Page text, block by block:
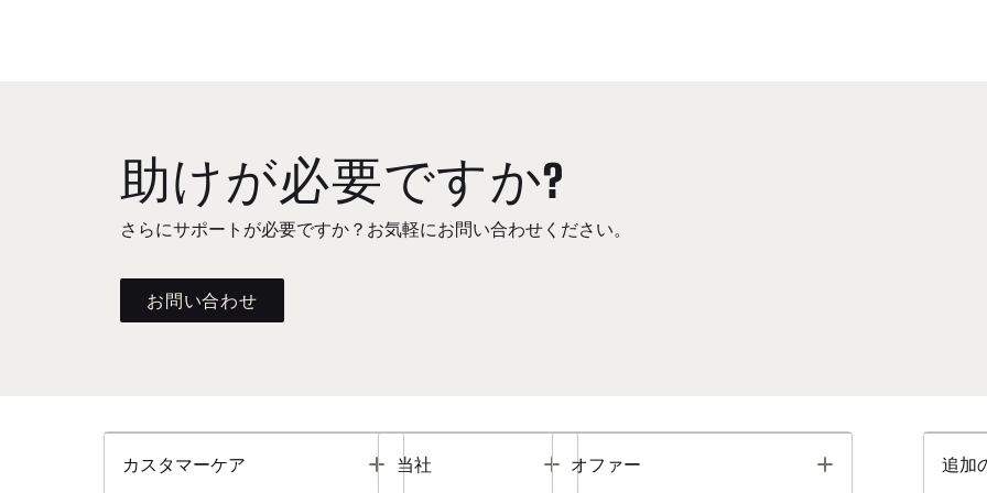
助けが必要ですか?
さらにサポートが必要ですか？お気軽にお問い合わせください。
お問い合わせ
カスタマーケア Toggle
当社 Toggle
オファー Toggle 追加